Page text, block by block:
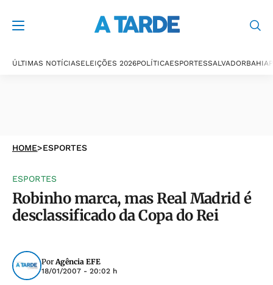
ÚLTIMAS NOTÍCIASELEIÇÕES 2026POLÍTICAESPORTESSALVADORBAHIA
HOME>ESPORTES
ESPORTES
Robinho marca, mas Real Madrid é
desclassificado da Copa do Rei
PorAgência EFE
18/01/2007 - 20:02 h